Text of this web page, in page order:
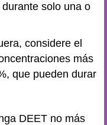
solo una o
considere el
más
que pueden durar
DEET no más